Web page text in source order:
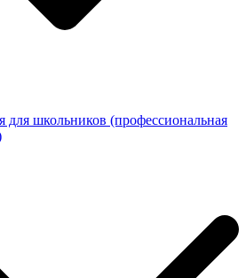
школьников (профессиональная